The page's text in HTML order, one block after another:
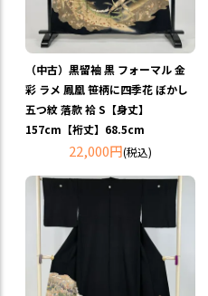
（中古）黒留袖 黒 フォーマル 金
彩 ラメ 鳳凰 笹柄に四季花 ぼかし
五つ紋 落款 袷 S【身丈】
157cm【裄丈】68.5cm
22,000円(税込)